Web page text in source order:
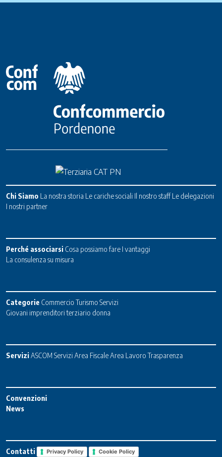
Chi Siamo La nostra storia Le cariche sociali Il nostro staff Le delegazioni
I nostri partner
Perché associarsi Cosa possiamo fare I vantaggi
La consulenza su misura
Categorie Commercio Turismo Servizi
Giovani imprenditori terziario donna
ServiziASCOM Servizi Area FiscaleArea Lavoro Trasparenza
Convenzioni
News
Contatti Privacy Policy Cookie Policy